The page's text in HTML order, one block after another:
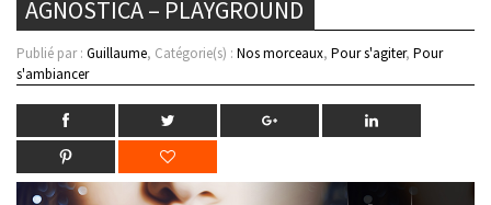
AGNOSTICA – PLAYGROUND
Publié par : Guillaume, Catégorie(s) : Nos morceaux, Pour s'agiter, Pour
s'ambiancer